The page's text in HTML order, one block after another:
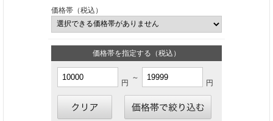
価格帯（税込）
価格帯を指定する（税込）
円
～
円